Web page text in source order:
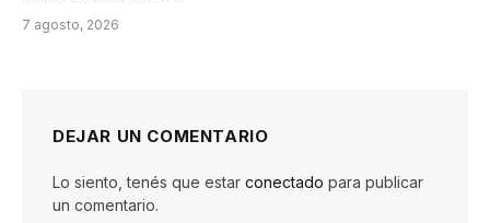
7 agosto, 2026
DEJAR UN COMENTARIO
Lo siento, tenés que estar conectado para publicar
un comentario.